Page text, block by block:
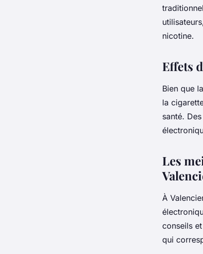
nicotine.
Effets
Bien que
la
santé.
Les
À
conseils
qui